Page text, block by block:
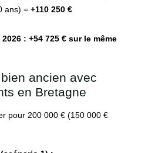
ans) = +110 250 €
: +54 725 € sur le même
ancien avec
en Bretagne
pour 200 000 € (150 000 €